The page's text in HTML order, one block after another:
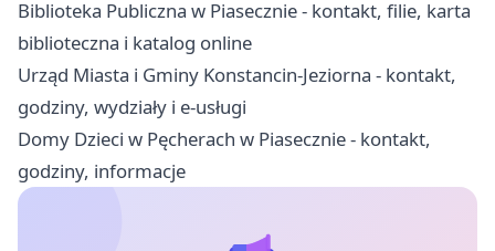
Biblioteka Publiczna w Piasecznie - kontakt, filie, karta
biblioteczna i katalog online
Urząd Miasta i Gminy Konstancin-Jeziorna - kontakt,
godziny, wydziały i e-usługi
Domy Dzieci w Pęcherach w Piasecznie - kontakt,
godziny, informacje